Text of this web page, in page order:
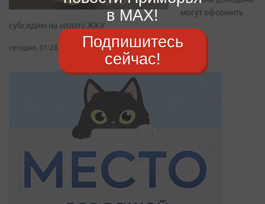
могут оформить
субсидию на оплату ЖКУ
сегодня, 01:28
в MAX!
Подпишитесь
сейчас!